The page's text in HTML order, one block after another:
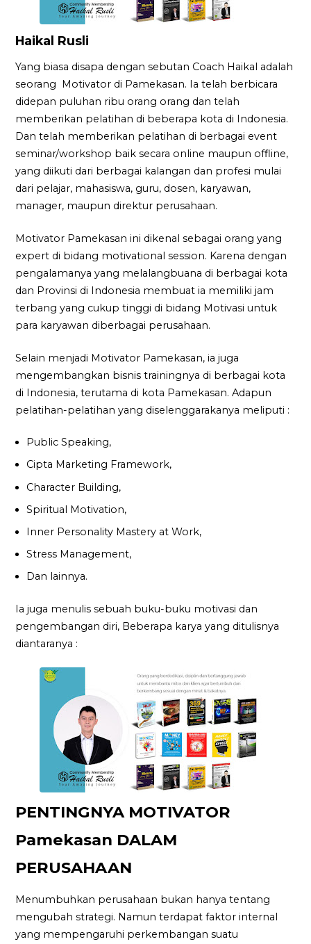
Haikal Rusli
Yang biasa disapa dengan sebutan Coach Haikal adalah
seorang Motivator di Pamekasan. Ia telah berbicara
didepan puluhan ribu orang orang dan telah
memberikan pelatihan di beberapa kota di Indonesia.
Dan telah memberikan pelatihan di berbagai event
seminar/workshop baik secara online maupun offline,
yang diikuti dari berbagai kalangan dan profesi mulai
dari pelajar, mahasiswa, guru, dosen, karyawan,
manager, maupun direktur perusahaan.
Motivator Pamekasan ini dikenal sebagai orang yang
expert di bidang motivational session. Karena dengan
pengalamanya yang melalangbuana di berbagai kota
dan Provinsi di Indonesia membuat ia memiliki jam
terbang yang cukup tinggi di bidang Motivasi untuk
para karyawan diberbagai perusahaan.
Selain menjadi Motivator Pamekasan, ia juga
mengembangkan bisnis trainingnya di berbagai kota
di Indonesia, terutama di kota Pamekasan. Adapun
pelatihan-pelatihan yang diselenggarakanya meliputi :
Public Speaking,
Cipta Marketing Framework,
Character Building,
Spiritual Motivation,
Inner Personality Mastery at Work,
Stress Management,
Dan lainnya.
Ia juga menulis sebuah buku-buku motivasi dan
pengembangan diri, Beberapa karya yang ditulisnya
diantaranya :
PENTINGNYA MOTIVATOR
Pamekasan DALAM
PERUSAHAAN
Menumbuhkan perusahaan bukan hanya tentang
mengubah strategi. Namun terdapat faktor internal
yang mempengaruhi perkembangan suatu